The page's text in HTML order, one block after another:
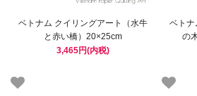
ベトナム クイリングアート（水牛
と赤い橋）20×25cm
3,465円(内税)
ベトナ
の